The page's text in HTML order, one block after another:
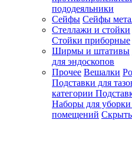
пододеяльники
Сейфы Сейфы
Стеллажи и стойки
Стойки приборные
Ширмы и штативы
для эндоскопов
Прочее Вешалки
Подставки для
категории
Наборы для уборки
помещений Скрыть